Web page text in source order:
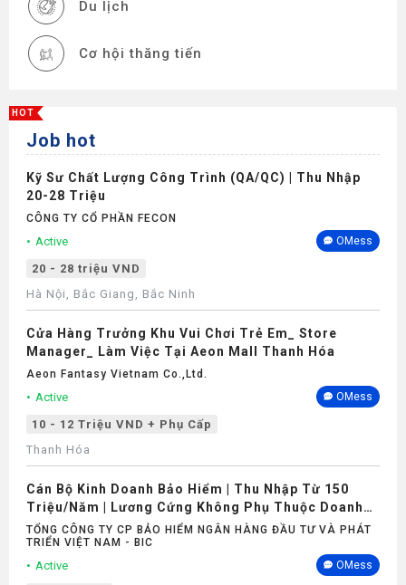
Du lịch
Cơ hội thăng tiến
Thư viện
Thiết bị làm việc
Nghỉ phép
Khám sức khỏe
HOT
Job hot
Kỹ Sư Chất Lượng Công Trình (QA/QC) | Thu Nhập
20-28 Triệu
CÔNG TY CỔ PHẦN FECON
Active OMess
20 - 28 triệu VND
Hà Nội, Bắc Giang, Bắc Ninh
Cửa Hàng Trưởng Khu Vui Chơi Trẻ Em_ Store
Manager_ Làm Việc Tại Aeon Mall Thanh Hóa
Aeon Fantasy Vietnam Co.,ltd.
Active OMess
10 - 12 Triệu VND + Phụ Cấp
Thanh Hóa
Cán Bộ Kinh Doanh Bảo Hiểm | Thu Nhập Từ 150
Triệu/Năm | Lương Cứng Không Phụ Thuộc Doanh
Số
TỔNG CÔNG TY CP BẢO HIỂM NGÂN HÀNG ĐẦU TƯ VÀ PHÁT
TRIỂN VIỆT NAM - BIC
Active OMess